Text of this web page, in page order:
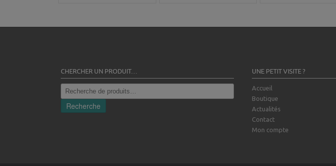
CHERCHER UN PRODUIT…
Recherche
pour :
Recherche
UNE PETIT VISITE ?
Accueil
Boutique
Actualités
Contact
Mon compte